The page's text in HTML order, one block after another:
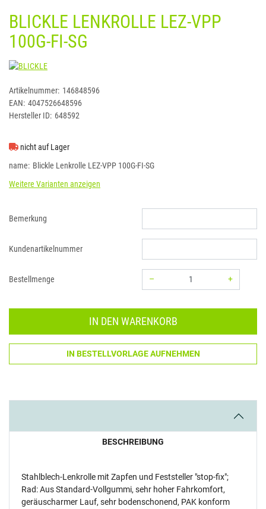
BLICKLE LENKROLLE LEZ-VPP
100G-FI-SG
BLICKLE
Artikelnummer: 146848596
EAN: 4047526648596
Hersteller ID: 648592
nicht auf Lager
name
Blickle Lenkrolle LEZ-VPP 100G-FI-SG
Weitere Varianten anzeigen
Bemerkung
Kundenartikelnummer
Bestellmenge –
+
IN DEN WARENKORB
IN BESTELLVORLAGE AUFNEHMEN
BESCHREIBUNG
Stahlblech-Lenkrolle mit Zapfen und Feststeller "stop-fix";
Rad: Aus Standard-Vollgummi, sehr hoher Fahrkomfort,
geräuscharmer Lauf, sehr bodenschonend, PAK konform